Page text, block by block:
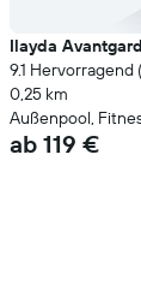
Ilayda
9.1
0,25 km
Außenpool,
ab 119 €